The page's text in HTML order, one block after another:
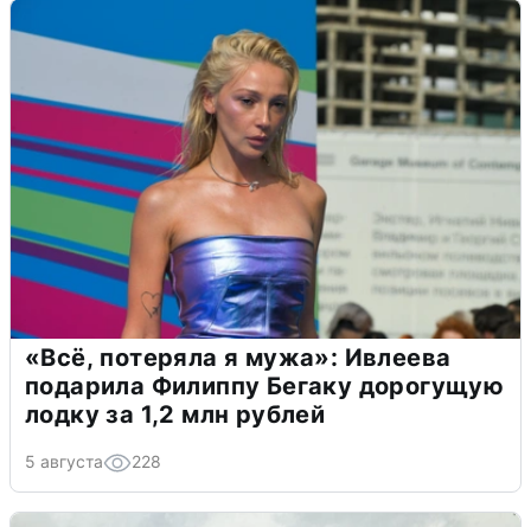
«Всё, потеряла я мужа»: Ивлеева
подарила Филиппу Бегаку дорогущую
лодку за 1,2 млн рублей
5 августа 228